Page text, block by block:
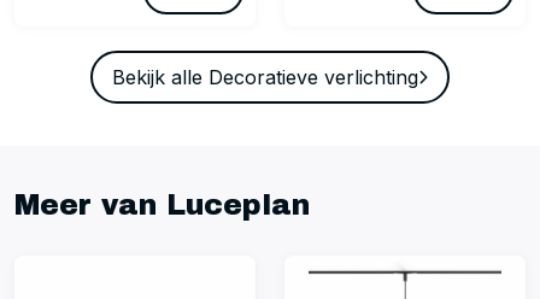
Bekijk alle Decoratieve verlichting
Meer van Luceplan